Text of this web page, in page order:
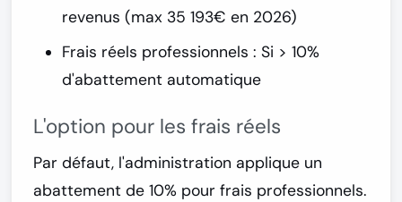
revenus (max 35 193€ en 2026)
Frais réels professionnels : Si > 10%
d'abattement automatique
L'option pour les frais réels
Par défaut, l'administration applique un
abattement de 10% pour frais professionnels.